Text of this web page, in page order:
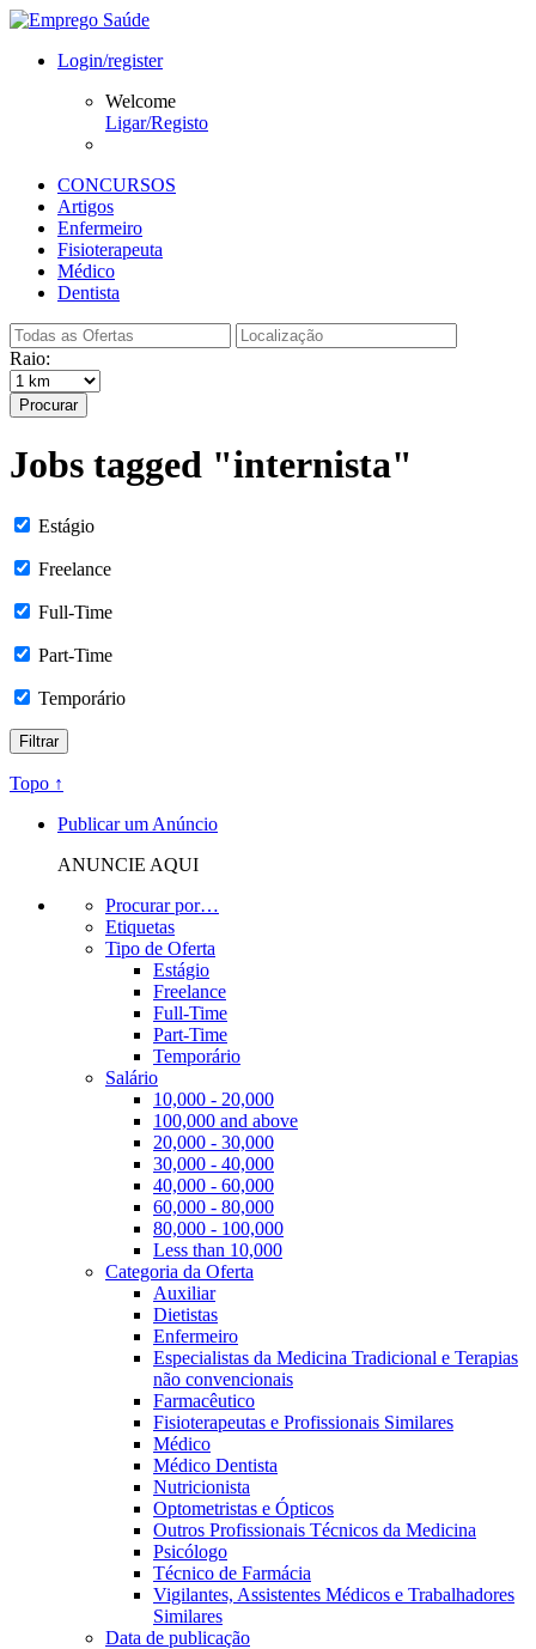
Login/register
Welcome
Ligar/Registo
CONCURSOS
Artigos
Enfermeiro
Fisioterapeuta
Médico
Dentista
Raio:
Procurar
Jobs tagged "internista"
Estágio
Freelance
Full-Time
Part-Time
Temporário
Topo ↑
Publicar um Anúncio
ANUNCIE AQUI
Procurar por…
Etiquetas
Tipo de Oferta
Estágio
Freelance
Full-Time
Part-Time
Temporário
Salário
10,000 - 20,000
100,000 and above
20,000 - 30,000
30,000 - 40,000
40,000 - 60,000
60,000 - 80,000
80,000 - 100,000
Less than 10,000
Categoria da Oferta
Auxiliar
Dietistas
Enfermeiro
Especialistas da Medicina Tradicional e Terapias
não convencionais
Farmacêutico
Fisioterapeutas e Profissionais Similares
Médico
Médico Dentista
Nutricionista
Optometristas e Ópticos
Outros Profissionais Técnicos da Medicina
Psicólogo
Técnico de Farmácia
Vigilantes, Assistentes Médicos e Trabalhadores
Similares
Data de publicação